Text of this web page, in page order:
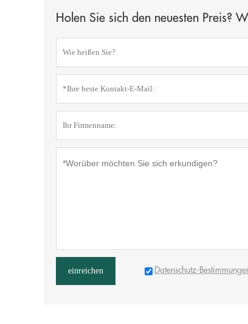
Holen Sie sich den neuesten Preis?
einreichen Datenschutz-